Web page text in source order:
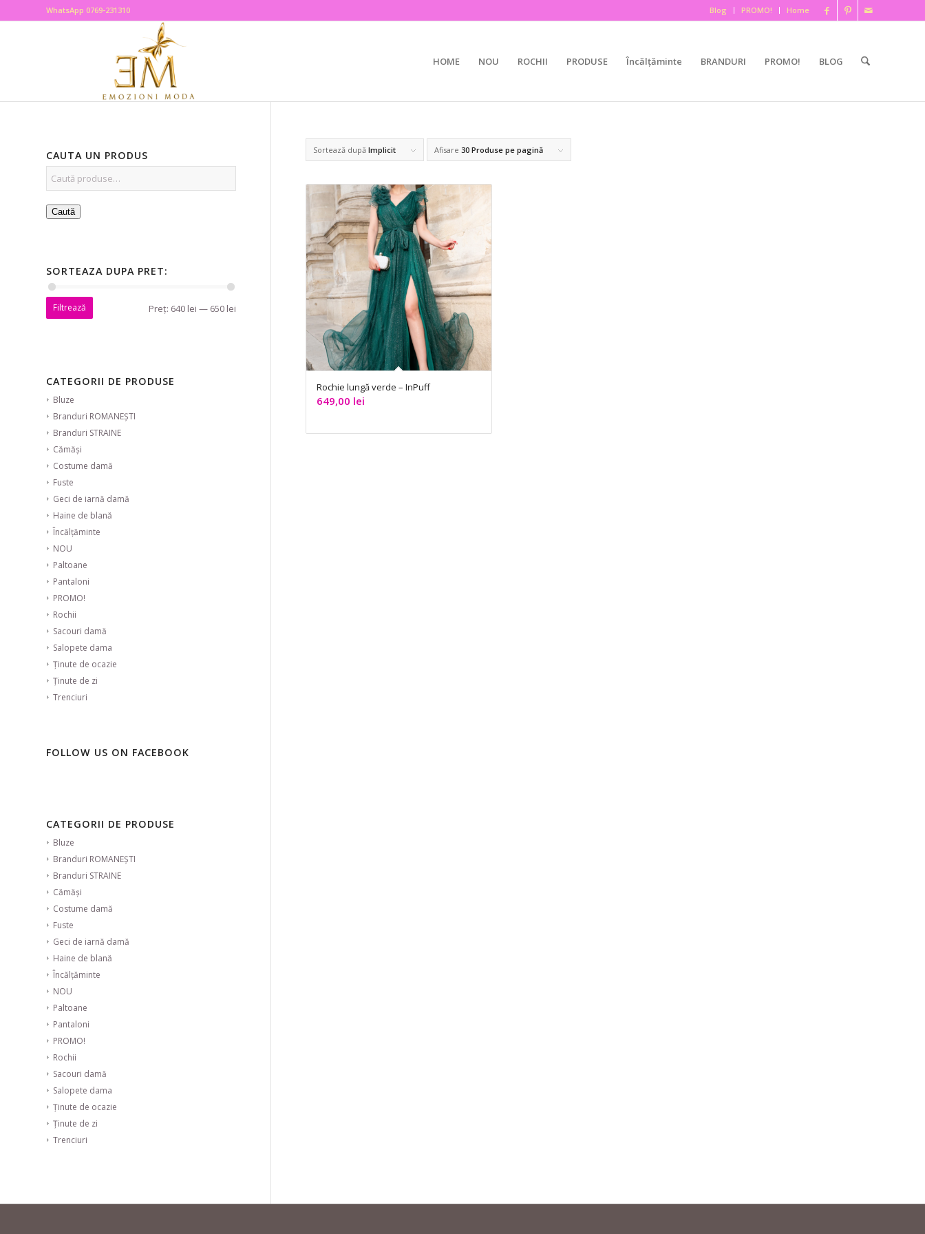
Blog PROMO! Home
WhatsApp 0769-231310
HOME NOU ROCHII PRODUSE Încălțăminte BRANDURI PROMO! BLOG
Sortează după Implicit Afisare 30 Produse pe pagină
Rochie lungă verde – InPuff
649,00 lei
CAUTA UN PRODUS
Caută
SORTEAZA DUPA PRET:
Filtrează Preț: 640 lei — 650 lei
CATEGORII DE PRODUSE
Bluze
Branduri ROMANEȘTI
Branduri STRAINE
Cămăși
Costume damă
Fuste
Geci de iarnă damă
Haine de blană
Încălțăminte
NOU
Paltoane
Pantaloni
PROMO!
Rochii
Sacouri damă
Salopete dama
Ținute de ocazie
Ținute de zi
Trenciuri
FOLLOW US ON FACEBOOK
CATEGORII DE PRODUSE
Bluze
Branduri ROMANEȘTI
Branduri STRAINE
Cămăși
Costume damă
Fuste
Geci de iarnă damă
Haine de blană
Încălțăminte
NOU
Paltoane
Pantaloni
PROMO!
Rochii
Sacouri damă
Salopete dama
Ținute de ocazie
Ținute de zi
Trenciuri